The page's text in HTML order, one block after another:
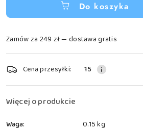
Do koszyka
Zamów za 249 zł — dostawa gratis
i
dostawa
Cena przesyłki: 15
Więcej o produkcie
Waga: 0.15 kg